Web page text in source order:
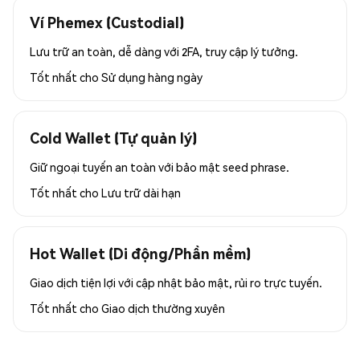
Ví Phemex (Custodial)
Lưu trữ an toàn, dễ dàng với 2FA, truy cập lý tưởng.
Tốt nhất cho Sử dụng hàng ngày
Cold Wallet (Tự quản lý)
Giữ ngoại tuyến an toàn với bảo mật seed phrase.
Tốt nhất cho Lưu trữ dài hạn
Hot Wallet (Di động/Phần mềm)
Giao dịch tiện lợi với cập nhật bảo mật, rủi ro trực tuyến.
Tốt nhất cho Giao dịch thường xuyên